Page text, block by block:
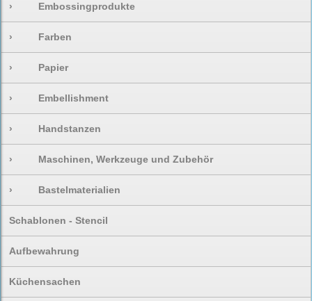
› Embossingprodukte
› Farben
› Papier
› Embellishment
› Handstanzen
› Maschinen, Werkzeuge und Zubehör
› Bastelmaterialien
Schablonen - Stencil
Aufbewahrung
Küchensachen